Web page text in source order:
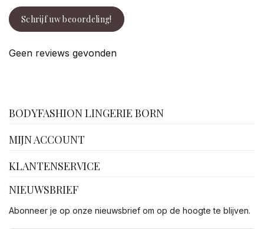
Schrijf uw beoordeling!
Geen reviews gevonden
BODYFASHION LINGERIE BORN
MIJN ACCOUNT
KLANTENSERVICE
NIEUWSBRIEF
Abonneer je op onze nieuwsbrief om op de hoogte te blijven.